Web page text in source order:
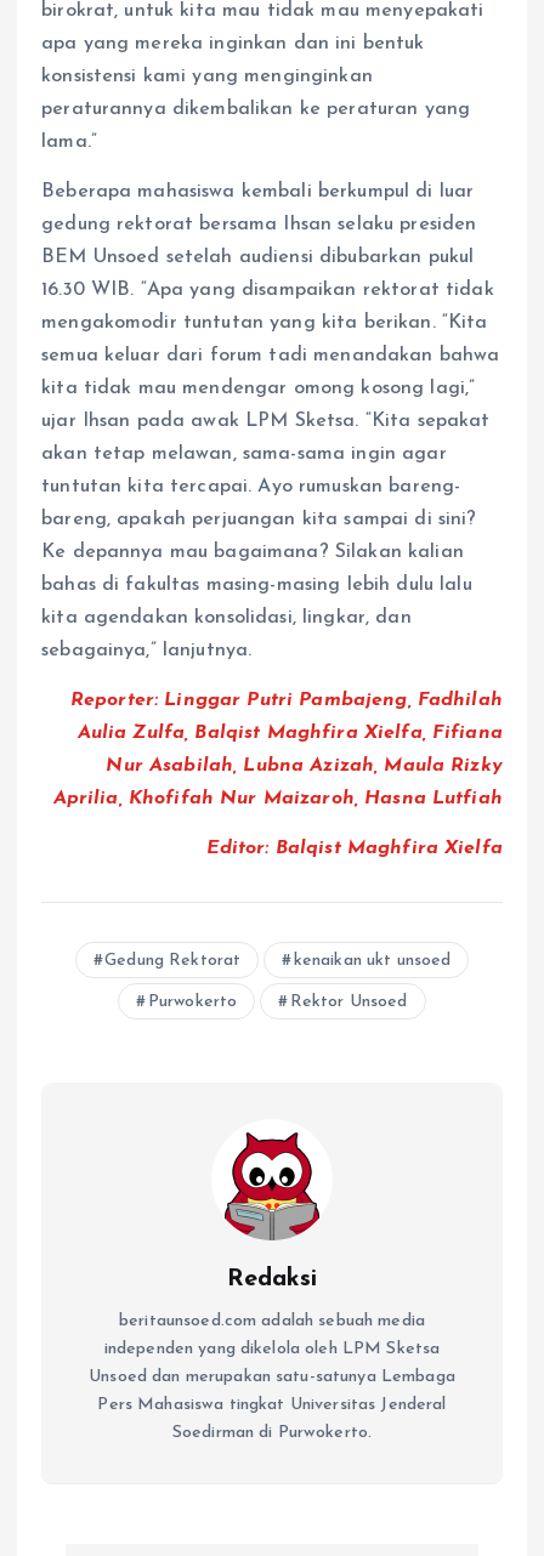
birokrat, untuk kita mau tidak mau menyepakati
apa yang mereka inginkan dan ini bentuk
konsistensi kami yang menginginkan
peraturannya dikembalikan ke peraturan yang
lama.”
Beberapa mahasiswa kembali berkumpul di luar
gedung rektorat bersama Ihsan selaku presiden
BEM Unsoed setelah audiensi dibubarkan pukul
16.30 WIB. “Apa yang disampaikan rektorat tidak
mengakomodir tuntutan yang kita berikan. “Kita
semua keluar dari forum tadi menandakan bahwa
kita tidak mau mendengar omong kosong lagi,”
ujar Ihsan pada awak LPM Sketsa. “Kita sepakat
akan tetap melawan, sama-sama ingin agar
tuntutan kita tercapai. Ayo rumuskan bareng-
bareng, apakah perjuangan kita sampai di sini?
Ke depannya mau bagaimana? Silakan kalian
bahas di fakultas masing-masing lebih dulu lalu
kita agendakan konsolidasi, lingkar, dan
sebagainya,” lanjutnya.
Reporter: Linggar Putri Pambajeng, Fadhilah
Aulia Zulfa, Balqist Maghfira Xielfa, Fifiana
Nur Asabilah, Lubna Azizah, Maula Rizky
Aprilia, Khofifah Nur Maizaroh, Hasna Lutfiah
Editor: Balqist Maghfira Xielfa
Gedung Rektorat kenaikan ukt unsoed
Purwokerto Rektor Unsoed
Redaksi
beritaunsoed.com adalah sebuah media
independen yang dikelola oleh LPM Sketsa
Unsoed dan merupakan satu-satunya Lembaga
Pers Mahasiswa tingkat Universitas Jenderal
Soedirman di Purwokerto.